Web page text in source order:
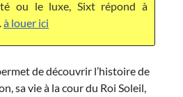
ou le luxe, Sixt répond à
à louer ici
de découvrir l’histoire de
sa vie à la cour du Roi Soleil,